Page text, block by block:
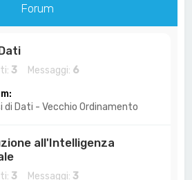
Forum
3 Messaggi: 6
di Dati - Vecchio Ordinamento
all'Intelligenza
3 Messaggi: 3